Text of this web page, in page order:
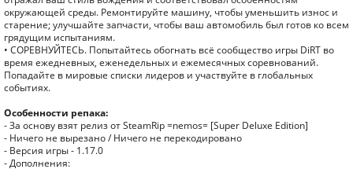
окружающей среды. Ремонтируйте машину, чтобы уменьшить износ и
старение; улучшайте запчасти, чтобы ваш автомобиль был готов ко всем
грядущим испытаниям.
• СОРЕВНУЙТЕСЬ. Попытайтесь обогнать всё сообщество игры DiRT во
время ежедневных, еженедельных и ежемесячных соревнований.
Попадайте в мировые списки лидеров и участвуйте в глобальных
событиях.
Особенности репака:
- За основу взят релиз от SteamRip =nemos= [Super Deluxe Edition]
- Ничего не вырезано / Ничего не перекодировано
- Версия игры - 1.17.0
- Дополнения: